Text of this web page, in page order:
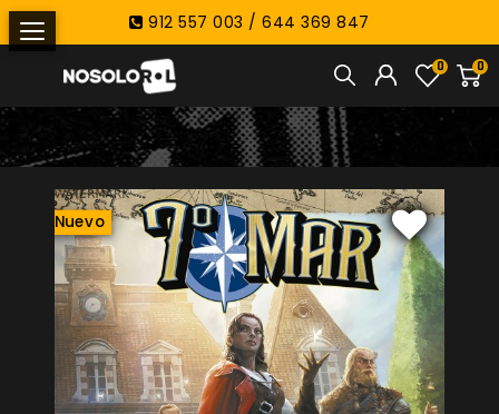
912 557 003 / 644 369 847
0
0
Nuevo